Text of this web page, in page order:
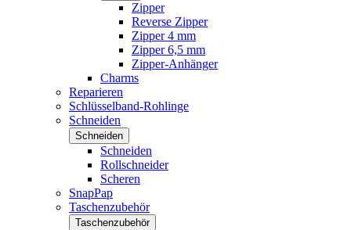
Zipper
Reverse Zipper
Zipper 4 mm
Zipper 6,5 mm
Zipper-Anhänger
Charms
Reparieren
Schlüsselband-Rohlinge
Schneiden
Schneiden
Schneiden
Rollschneider
Scheren
SnapPap
Taschenzubehör
Taschenzubehör